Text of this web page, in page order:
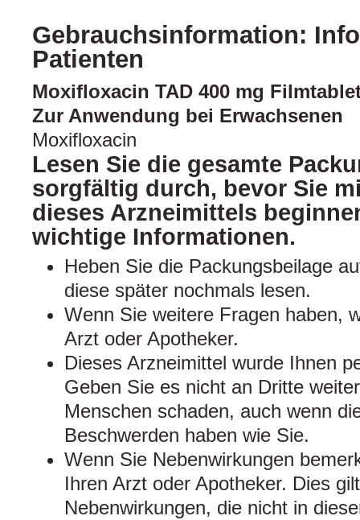
Gebrauchsinformation:
Patienten
Moxifloxacin TAD 400 mg
Zur Anwendung bei Erwachsenen
Moxifloxacin
Lesen Sie die gesamte
sorgfältig durch, bevor Sie
dieses Arzneimittels
wichtige Informationen.
Heben Sie die Packungsbeilage
diese später nochmals lesen.
Wenn Sie weitere Fragen haben,
Arzt oder Apotheker.
Dieses Arzneimittel wurde Ihnen
Geben Sie es nicht an Dritte
Menschen schaden, auch wenn
Beschwerden haben wie Sie.
Wenn Sie Nebenwirkungen
Ihren Arzt oder Apotheker. Dies
Nebenwirkungen, die nicht in